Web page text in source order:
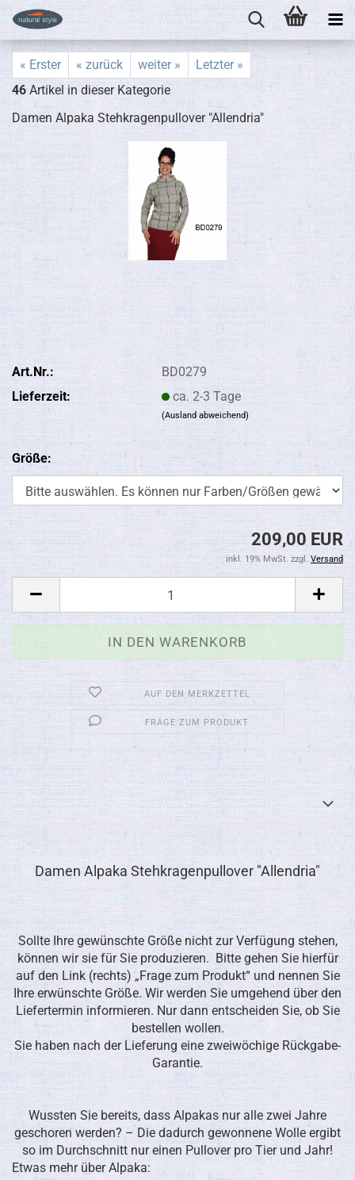
« Erster « zurück weiter »
Letzter »
46 Artikel in dieser Kategorie
Damen Alpaka Stehkragenpullover "Allendria"
Art.Nr.:
BD0279
Lieferzeit:
ca. 2-3 Tage
(Ausland abweichend)
Größe:
209,00 EUR
inkl. 19% MwSt. zzgl. Versand
AUF DEN MERKZETTEL
FRAGE ZUM PRODUKT
Damen Alpaka Stehkragenpullover "Allendria"
Sollte Ihre gewünschte Größe nicht zur Verfügung stehen,
können wir sie für Sie produzieren. Bitte gehen Sie hierfür
auf den Link (rechts) „Frage zum Produkt“ und nennen Sie
Ihre erwünschte Größe. Wir werden Sie umgehend über den
Liefertermin informieren. Nur dann entscheiden Sie, ob Sie
bestellen wollen.
Sie haben nach der Lieferung eine zweiwöchige Rückgabe-
Garantie.
Wussten Sie bereits, dass Alpakas nur alle zwei Jahre
geschoren werden? – Die dadurch gewonnene Wolle ergibt
so im Durchschnitt nur einen Pullover pro Tier und Jahr!
Etwas mehr über Alpaka: